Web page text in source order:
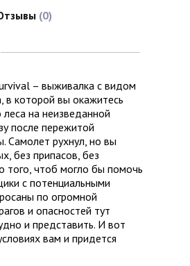
(0)
– выживалка с видом
в которой вы окажитесь
леса на неизведанной
после пережитой
Самолет рухнул, но вы
без припасов, без
того, чтоб могло бы помочь
с потенциальными
по огромной
и опасностей тут
и представить. И вот
вам и придется